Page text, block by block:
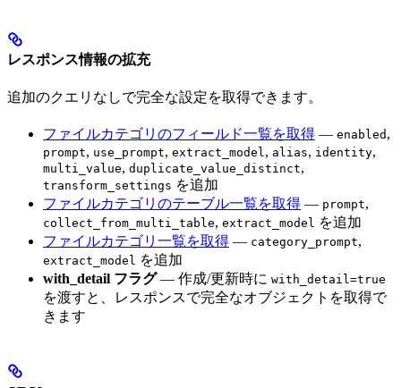
レスポンス情報の拡充
追加のクエリなしで完全な設定を取得できます。
ファイルカテゴリのフィールド一覧を取得 — enabled ,
prompt, use_prompt, extract_model, alias, identity,
multi_value, duplicate_value_distinct,
transform_settings を追加
ファイルカテゴリのテーブル一覧を取得 — prompt,
collect_from_multi_table, extract_model を追加
ファイルカテゴリ一覧を取得 — category_prompt,
extract_model を追加
with_detail フラグ— 作成/更新時に with_detail=true
を渡すと、レスポンスで完全なオブジェクトを取得で
きます